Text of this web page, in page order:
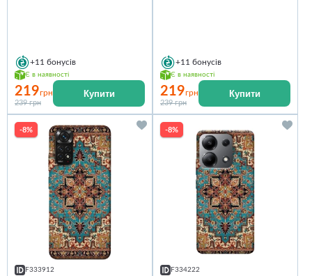
+11 бонусів
Є в наявності
219грн
239 грн
Купити
+11 бонусів
Є в наявності
219грн
239 грн
Купити
-8%
F333912
-8%
F334222